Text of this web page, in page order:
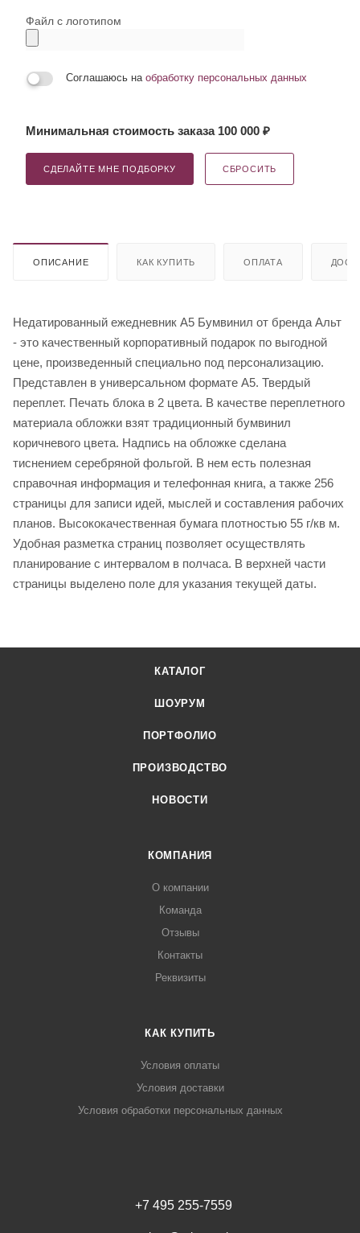
Файл с логотипом
Соглашаюсь на обработку персональных данных
Минимальная стоимость заказа 100 000 ₽
СДЕЛАЙТЕ МНЕ ПОДБОРКУ СБРОСИТЬ
ОПИСАНИЕ КАК КУПИТЬ ОПЛАТА
Недатированный ежедневник A5 Бумвинил от бренда Альт
- это качественный корпоративный подарок по выгодной
цене, произведенный специально под персонализацию.
Представлен в универсальном формате А5. Твердый
переплет. Печать блока в 2 цвета. В качестве переплетного
материала обложки взят традиционный бумвинил
коричневого цвета. Надпись на обложке сделана
тиснением серебряной фольгой. В нем есть полезная
справочная информация и телефонная книга, а также 256
страницы для записи идей, мыслей и составления рабочих
планов. Высококачественная бумага плотностью 55 г/кв м.
Удобная разметка страниц позволяет осуществлять
планирование с интервалом в полчаса. В верхней части
страницы выделено поле для указания текущей даты.
КАТАЛОГ
ШОУРУМ
ПОРТФОЛИО
ПРОИЗВОДСТВО
НОВОСТИ
КОМПАНИЯ
О компании
Команда
Отзывы
Контакты
Реквизиты
КАК КУПИТЬ
Условия оплаты
Условия доставки
Условия обработки персональных данных
+7 495 255-7559